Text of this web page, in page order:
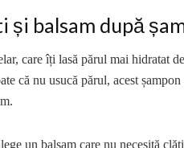
și balsam după
care îți lasă părul mai hidratat
că nu usucă părul, acest
un balsam care nu necesită